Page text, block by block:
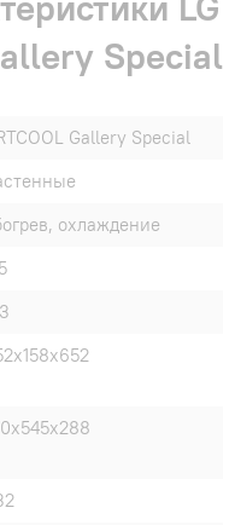
Special
Gallery Special
охлаждение